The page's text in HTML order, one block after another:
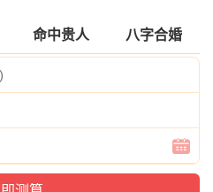
命中贵人 八字合婚